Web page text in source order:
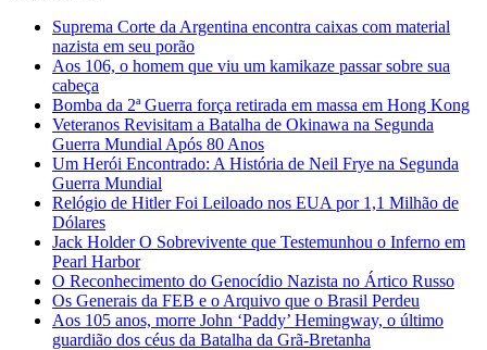
Suprema Corte da Argentina encontra caixas com material
nazista em seu porão
Aos 106, o homem que viu um kamikaze passar sobre sua
cabeça
Bomba da 2ª Guerra força retirada em massa em Hong Kong
Veteranos Revisitam a Batalha de Okinawa na Segunda
Guerra Mundial Após 80 Anos
Um Herói Encontrado: A História de Neil Frye na Segunda
Guerra Mundial
Relógio de Hitler Foi Leiloado nos EUA por 1,1 Milhão de
Dólares
Jack Holder O Sobrevivente que Testemunhou o Inferno em
Pearl Harbor
O Reconhecimento do Genocídio Nazista no Ártico Russo
Os Generais da FEB e o Arquivo que o Brasil Perdeu
Aos 105 anos, morre John ‘Paddy’ Hemingway, o último
guardião dos céus da Batalha da Grã-Bretanha